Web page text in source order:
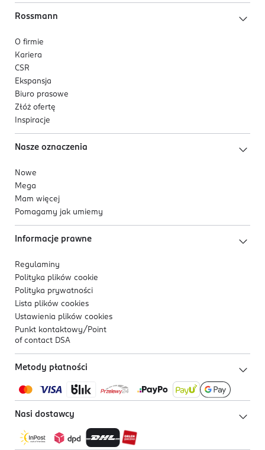
Rossmann
O firmie
Kariera
CSR
Ekspansja
Biuro prasowe
Złóż ofertę
Inspiracje
Nasze oznaczenia
Nowe
Mega
Mam więcej
Pomagamy jak umiemy
Informacje prawne
Regulaminy
Polityka plików cookie
Polityka prywatności
Lista plików cookies
Ustawienia plików cookies
Punkt kontaktowy/ Point
of contact DSA
Metody płatności
Nasi dostawcy